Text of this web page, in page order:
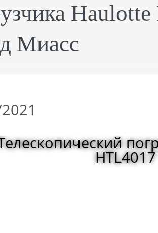
Миасс